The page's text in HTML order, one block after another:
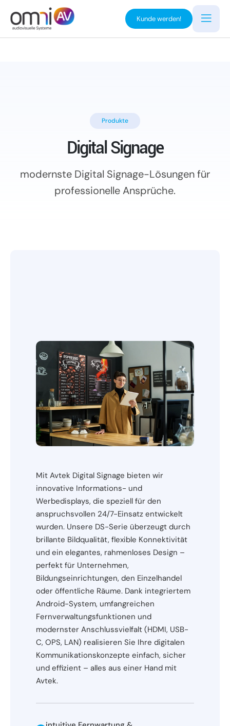
Kunde werden!
Produkte
Digital Signage
modernste Digital Signage-Lösungen für
professionelle Ansprüche.
Mit Avtek Digital Signage bieten wir
innovative Informations- und
Werbedisplays, die speziell für den
anspruchsvollen 24/7-Einsatz entwickelt
wurden. Unsere DS-Serie überzeugt durch
brillante Bildqualität, flexible Konnektivität
und ein elegantes, rahmenloses Design –
perfekt für Unternehmen,
Bildungseinrichtungen, den Einzelhandel
oder öffentliche Räume. Dank integriertem
Android-System, umfangreichen
Fernverwaltungsfunktionen und
modernster Anschlussvielfalt (HDMI, USB-
C, OPS, LAN) realisieren Sie Ihre digitalen
Kommunikationskonzepte einfach, sicher
und effizient – alles aus einer Hand mit
Avtek.